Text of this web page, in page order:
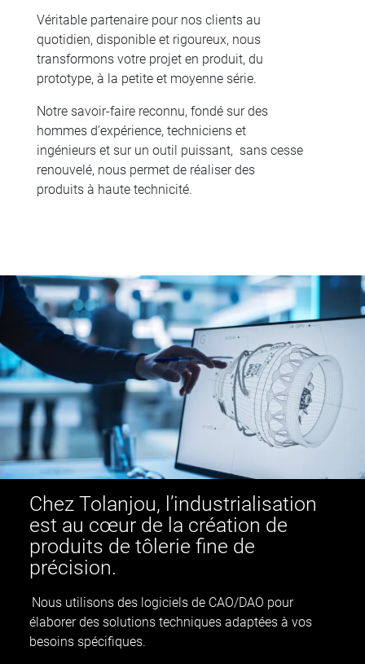
Véritable partenaire pour nos clients au
quotidien, disponible et rigoureux, nous
transformons votre projet en produit, du
prototype, à la petite et moyenne série.
Notre savoir-faire reconnu, fondé sur des
hommes d’expérience, techniciens et
ingénieurs et sur un outil puissant, sans cesse
renouvelé, nous permet de réaliser des
produits à haute technicité.
Chez Tolanjou, l’industrialisation
est au cœur de la création de
produits de tôlerie fine de
précision.
Nous utilisons des logiciels de CAO/DAO pour
élaborer des solutions techniques adaptées à vos
besoins spécifiques.